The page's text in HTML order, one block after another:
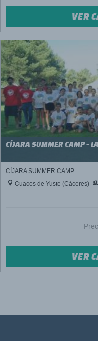
VER
CÍJARA SUMMER CAMP -
CÍJARA SUMMER CAMP
Cuacos de Yuste (Cáceres)
VER